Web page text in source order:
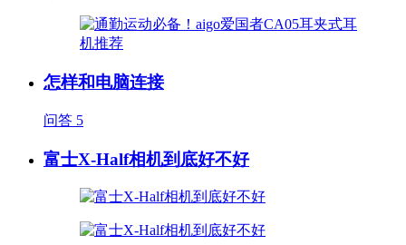
怎样和电脑连接
问答 5
富士X-Half相机到底好不好